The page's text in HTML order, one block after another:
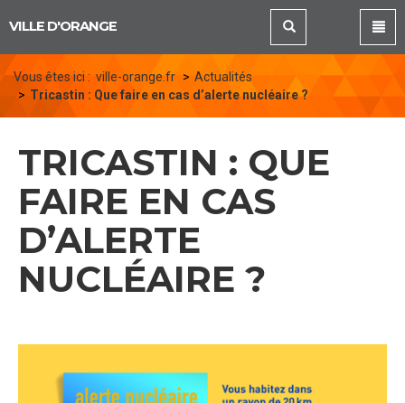
VILLE D'ORANGE
Vous êtes ici : ville-orange.fr
Actualités
Tricastin : Que faire en cas d’alerte nucléaire ?
TRICASTIN : QUE
FAIRE EN CAS
D’ALERTE
NUCLÉAIRE ?